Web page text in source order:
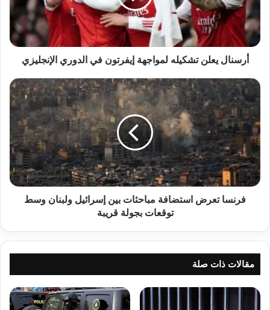
الدوري
الإنجليزي
أرسنال يعلن تشكيله لمواجهة إيفرتون في الدوري الإنجليزي
فرنسا
تعرض
استضافة
مباحثات
بين
إسرائيل
ولبنان
وسط
توقعات
بجولةفرنسا تعرض استضافة مباحثات بين إسرائيل ولبنان وسط
توقعات بجولة قريبة
مقالات ذات صلة